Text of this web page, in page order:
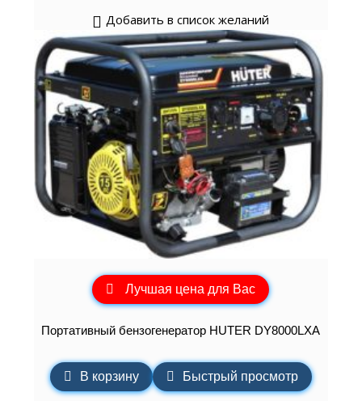
Добавить в список желаний
Лучшая цена для Вас
Портативный бензогенератор HUTER DY8000LXA
В корзину Быстрый просмотр